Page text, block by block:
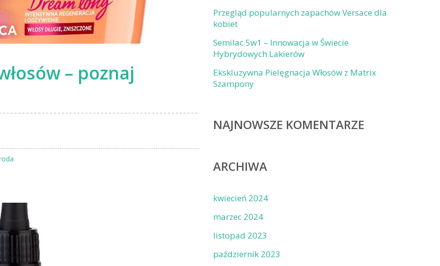
– poznaj
Przegląd popularnych zapachów Versace dla
kobiet
Semilac 5w1 – Innowacja w Świecie
Hybrydowych Lakierów
Ekskluzywna Pielęgnacja Włosów z Matrix
Szampony
NAJNOWSZE KOMENTARZE
ARCHIWA
kwiecień 2024
marzec 2024
listopad 2023
październik 2023